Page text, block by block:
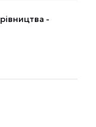
-